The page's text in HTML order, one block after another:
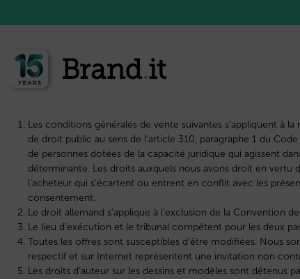
Les conditions générales de vente suivantes s’appliquent à
de droit public au sens de l’article 310, paragraphe 1 du
de personnes dotées de la capacité juridique qui agissent
déterminante. Les droits auxquels nous avons droit en vertu
l’acheteur qui s’écartent ou entrent en conflit avec les
consentement.
Le droit allemand s’applique à l’exclusion de la Convention
Le lieu d’exécution et le tribunal compétent pour les deux
Toutes les offres sont susceptibles d’être modifiées. Nous
respectif et sur Internet représentent une invitation non
Les droits d’auteur sur les dessins et modèles sont détenus